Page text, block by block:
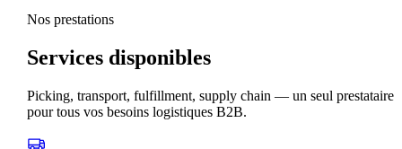
Nos prestations
Services disponibles
Picking, transport, fulfillment, supply chain — un seul prestataire
pour tous vos besoins logistiques B2B.